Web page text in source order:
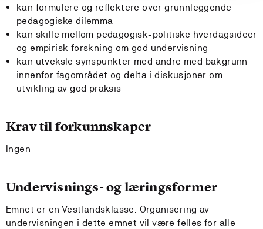
kan formulere og reflektere over grunnleggende
pedagogiske dilemma
kan skille mellom pedagogisk-politiske hverdagsideer
og empirisk forskning om god undervisning
kan utveksle synspunkter med andre med bakgrunn
innenfor fagområdet og delta i diskusjoner om
utvikling av god praksis
Krav til forkunnskaper
Ingen
Undervisnings- og læringsformer
Emnet er en Vestlandsklasse. Organisering av
undervisningen i dette emnet vil være felles for alle